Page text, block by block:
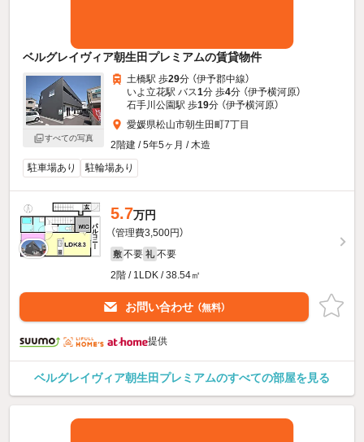
ベルグレイヴィア朝生田プレミアムの賃貸物件
すべての写真
土橋駅 歩29分 （伊予郡中線）
いよ立花駅 バス1分 歩4分 （伊予横河原）
石手川公園駅 歩19分 （伊予横河原）
愛媛県松山市朝生田町7丁目
2階建 / 5年5ヶ月 / 木造
駐車場あり
駐輪場あり
5.7万円
（管理費3,500円）
敷 不要 礼 不要
2階 / 1LDK / 38.54㎡
お問い合わせ （無料）
提供
ベルグレイヴィア朝生田プレミアムのすべての部屋を見る